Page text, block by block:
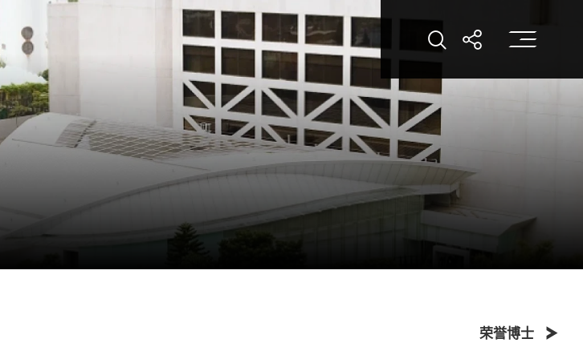
打开搜索打开分享打
荣誉博士